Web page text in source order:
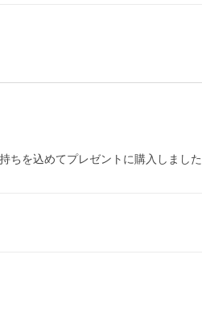
ちを込めてプレゼントに購入しまし